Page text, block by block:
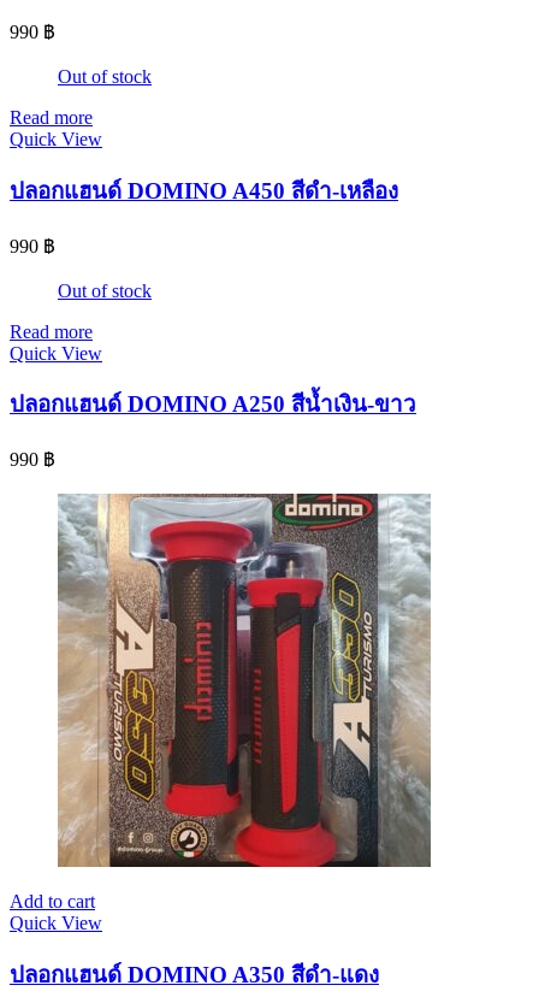
990 ฿
Out of stock
Read more
Quick View
ปลอกแฮนด์ DOMINO A450 สีดำ-เหลือง
990 ฿
Out of stock
Read more
Quick View
ปลอกแฮนด์ DOMINO A250 สีน้ำเงิน-ขาว
990 ฿
Add to cart
Quick View
ปลอกแฮนด์ DOMINO A350 สีดำ-แดง